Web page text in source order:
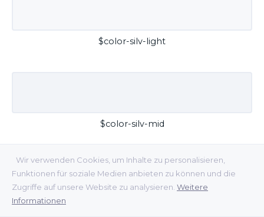
Wir verwenden Cookies, um Inhalte zu personalisieren,
Funktionen für soziale Medien anbieten zu können und die
Zugriffe auf unsere Website zu analysieren. Weitere
Informationen
$color-silv-light
$color-silv-mid